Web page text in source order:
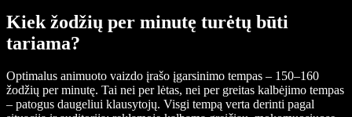
Kiek žodžių per minutę turėtų būti
tariama?
Optimalus animuoto vaizdo įrašo įgarsinimo tempas – 150–160
žodžių per minutę. Tai nei per lėtas, nei per greitas kalbėjimo tempas
– patogus daugeliui klausytojų. Visgi tempą verta derinti pagal